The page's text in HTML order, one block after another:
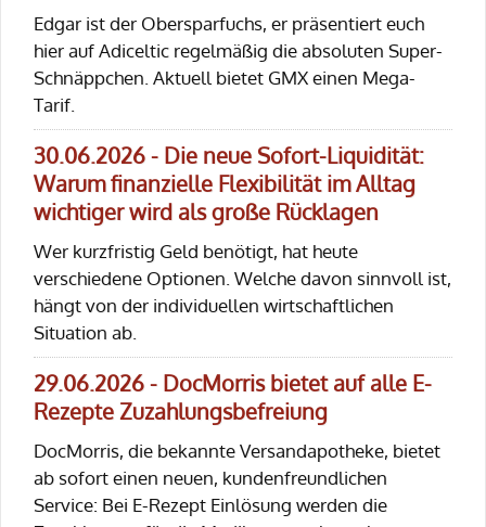
Edgar ist der Obersparfuchs, er präsentiert euch
hier auf Adiceltic regelmäßig die absoluten Super-
Schnäppchen. Aktuell bietet GMX einen Mega-
Tarif.
30.06.2026 - Die neue Sofort-Liquidität:
Warum finanzielle Flexibilität im Alltag
wichtiger wird als große Rücklagen
Wer kurzfristig Geld benötigt, hat heute
verschiedene Optionen. Welche davon sinnvoll ist,
hängt von der individuellen wirtschaftlichen
Situation ab.
29.06.2026 - DocMorris bietet auf alle E-
Rezepte Zuzahlungsbefreiung
DocMorris, die bekannte Versandapotheke, bietet
ab sofort einen neuen, kundenfreundlichen
Service: Bei E-Rezept Einlösung werden die